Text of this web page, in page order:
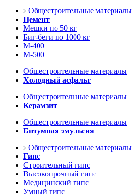
Общестроительные материалы
Цемент
Мешки по 50 кг
Биг-беги по 1000 кг
М-400
М-500
Общестроительные материалы
Холодный асфальт
Общестроительные материалы
Керамзит
Общестроительные материалы
Битумная эмульсия
Общестроительные материалы
Гипс
Строительный гипс
Высокопрочный гипс
Медицинский гипс
Умный гипс